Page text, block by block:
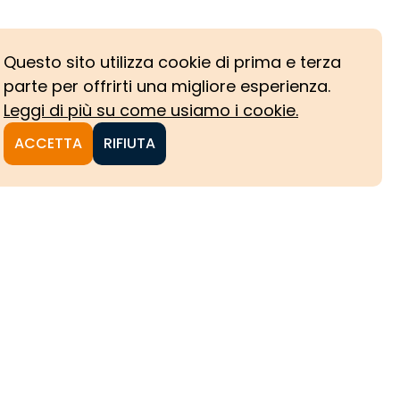
Questo sito utilizza cookie di prima e terza
parte per offrirti una migliore esperienza.
Leggi di più su come usiamo i cookie.
ACCETTA RIFIUTA